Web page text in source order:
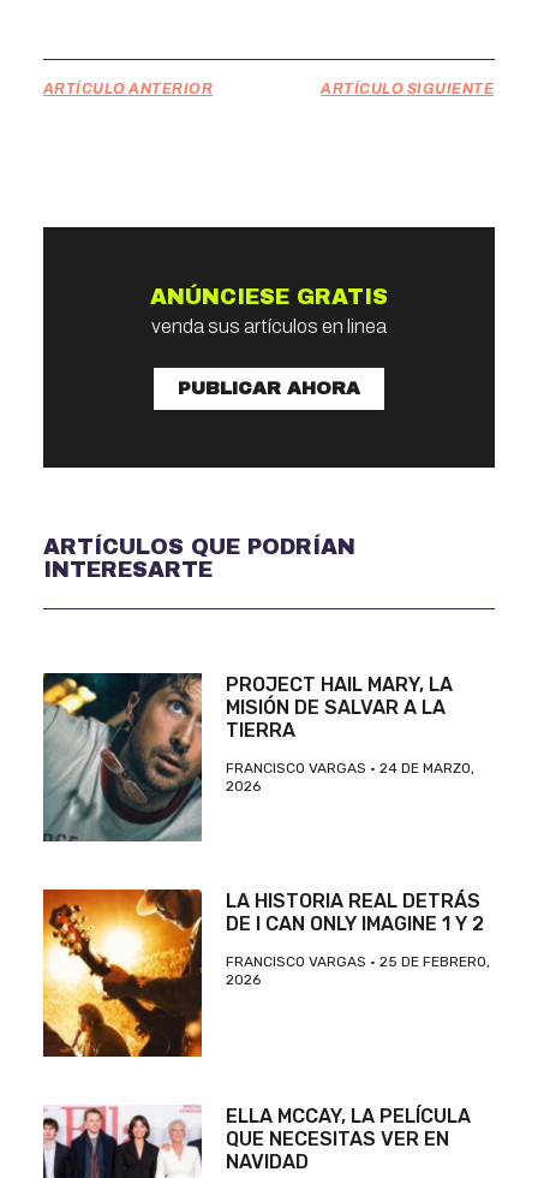
ARTÍCULO ANTERIOR ARTÍCULO SIGUIENTE
ANÚNCIESE GRATIS
venda sus artículos en linea
PUBLICAR AHORA
ARTÍCULOS QUE PODRÍAN
INTERESARTE
PROJECT HAIL MARY, LA
MISIÓN DE SALVAR A LA
TIERRA
FRANCISCO VARGAS
24 DE MARZO,
2026
LA HISTORIA REAL DETRÁS
DE I CAN ONLY IMAGINE 1 Y 2
FRANCISCO VARGAS
25 DE FEBRERO,
2026
ELLA MCCAY, LA PELÍCULA
QUE NECESITAS VER EN
NAVIDAD